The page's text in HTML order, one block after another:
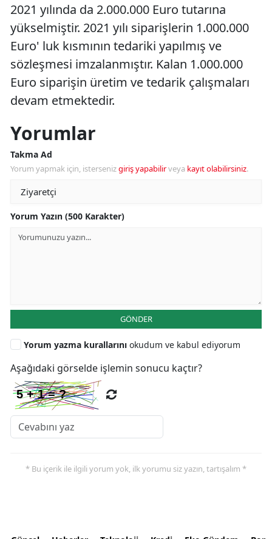
2021 yılında da 2.000.000 Euro tutarına
yükselmiştir. 2021 yılı siparişlerin 1.000.000
Euro' luk kısmının tedariki yapılmış ve
sözleşmesi imzalanmıştır. Kalan 1.000.000
Euro siparişin üretim ve tedarik çalışmaları
devam etmektedir.
Yorumlar
Takma Ad
Yorum yapmak için, istersenizgiriş yapabilirveya kayıt olabilirsiniz.
Yorum Yazın (500 Karakter)
GÖNDER
Yorum yazma kurallarını okudum ve kabul ediyorum
Aşağıdaki görselde işlemin sonucu kaçtır?
* Bu içerik ile ilgili yorum yok, ilk yorumu siz yazın, tartışalım *